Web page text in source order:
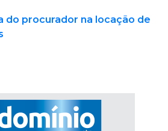
do procurador na locação de